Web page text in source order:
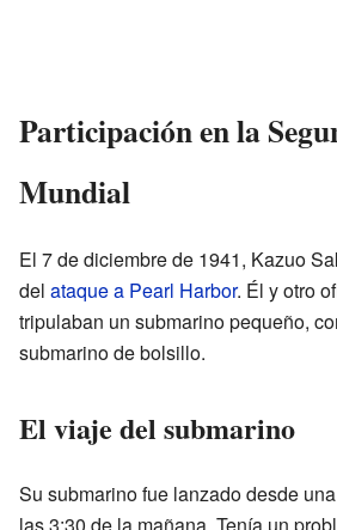
Participación en la
Mundial
El 7 de diciembre de 1941, Kazuo
del ataque a Pearl Harbor. Él y otro
tripulaban un submarino pequeño,
submarino de bolsillo.
El viaje del submarino
Su submarino fue lanzado desde
las 3:30 de la mañana. Tenía un